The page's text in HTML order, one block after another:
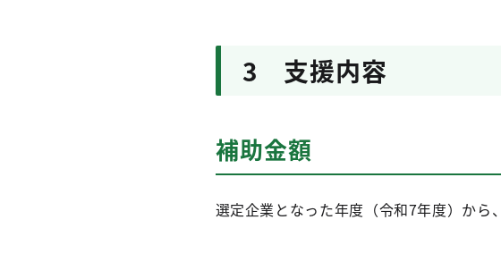
3 支援内容
補助金額
選定企業となった年度（令和7年度）か